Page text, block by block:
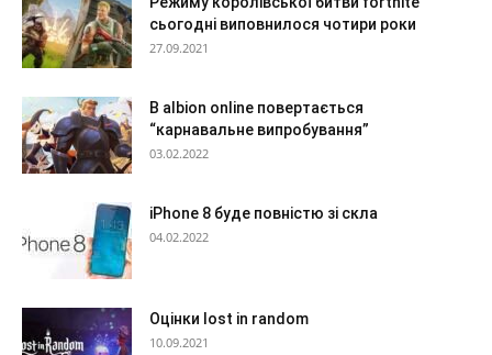
сьогодні виповнилося чотири роки
27.09.2021
В albion online повертається
“карнавальне випробування”
03.02.2022
iPhone 8 буде повністю зі скла
04.02.2022
Оцінки lost in random
10.09.2021